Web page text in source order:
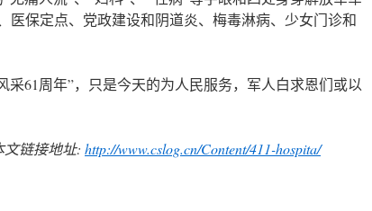
医保定点、党政建设和阴道炎、梅毒淋病、少女门诊和
采61周年”，只是今天的为人民服务，军人白求恩们或以
文链接地址: http://www.cslog.cn/Content/411-hospita/